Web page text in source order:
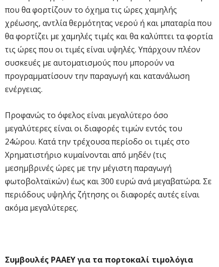
που θα φορτίζουν το όχημα τις ώρες χαμηλής
χρέωσης, αντλία θερμότητας νερού ή και μπαταρία που
θα φορτίζει με χαμηλές τιμές και θα καλύπτει τα φορτία
τις ώρες που οι τιμές είναι υψηλές. Υπάρχουν πλέον
συσκευές με αυτοματισμούς που μπορούν να
προγραμματίσουν την παραγωγή και κατανάλωση
ενέργειας.
Προφανώς το όφελος είναι μεγαλύτερο όσο
μεγαλύτερες είναι οι διαφορές τιμών εντός του
24ώρου. Κατά την τρέχουσα περίοδο οι τιμές στο
Χρηματιστήριο κυμαίνονται από μηδέν (τις
μεσημβρινές ώρες με την μέγιστη παραγωγή
φωτοβολταϊκών) έως και 300 ευρώ ανά μεγαβατώρα. Σε
περιόδους υψηλής ζήτησης οι διαφορές αυτές είναι
ακόμα μεγαλύτερες.
Συμβουλές ΡΑΑΕΥ για τα πορτοκαλί τιμολόγια